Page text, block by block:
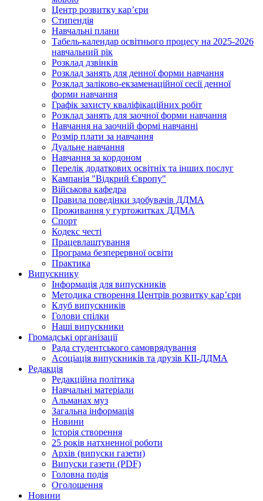
Центр розвитку кар’єри
Стипендія
Навчальні плани
Табель-календар освітнього процесу на 2025-2026
навчальний рік
Розклад дзвінків
Розклад занять для денної форми навчання
Розклад заліково-екзаменаційної сесії денної
форми навчання
Графік захисту кваліфікаційних робіт
Розклад занять для заочної форми навчання
Навчання на заочній формі навчанні
Розмір плати за навчання
Дуальне навчання
Навчання за кордоном
Перелік додаткових освітніх та інших послуг
Кампанія "Відкрий Європу"
Військова кафедра
Правила поведінки здобувачів ДДМА
Проживання у гуртожитках ДДМА
Спорт
Кодекс честі
Працевлаштування
Програма безперервної освіти
Практика
Випускнику
Інформація для випускників
Методика створення Центрів розвитку кар’єри
Клуб випускників
Голови спілки
Наші випускники
Громадські організації
Рада студентського самоврядування
Асоціація випускників та друзів КІІ-ДДМА
Редакція
Редакційна політика
Навчальні матеріали
Альманах муз
Загальна інформація
Новини
Історія створення
25 років натхненної роботи
Архів (випуски газети)
Випуски газети (PDF)
Головна подія
Оголошення
Новини